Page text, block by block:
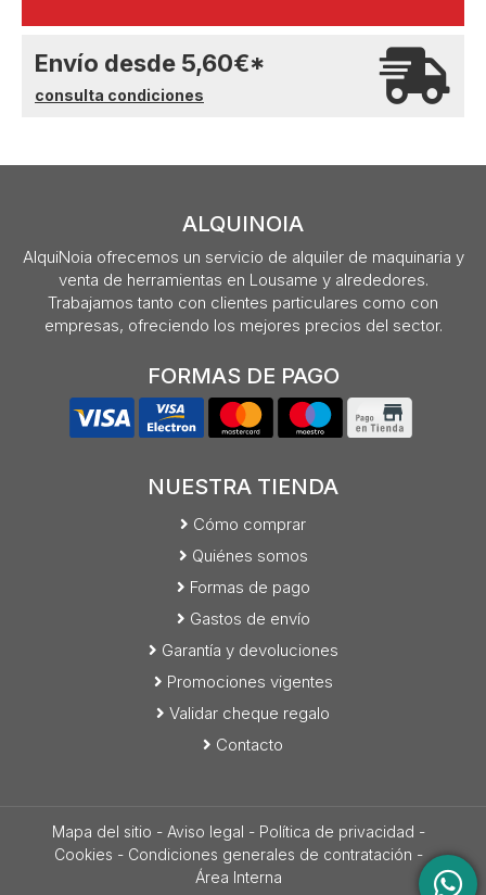
Envío desde 5,60€*
consulta condiciones
ALQUINOIA
AlquiNoia ofrecemos un servicio de alquiler de maquinaria y
venta de herramientas en Lousame y alrededores.
Trabajamos tanto con clientes particulares como con
empresas, ofreciendo los mejores precios del sector.
FORMAS DE PAGO
NUESTRA TIENDA
Cómo comprar
Quiénes somos
Formas de pago
Gastos de envío
Garantía y devoluciones
Promociones vigentes
Validar cheque regalo
Contacto
Mapa del sitio - Aviso legal - Política de privacidad -
Cookies - Condiciones generales de contratación -
Área Interna